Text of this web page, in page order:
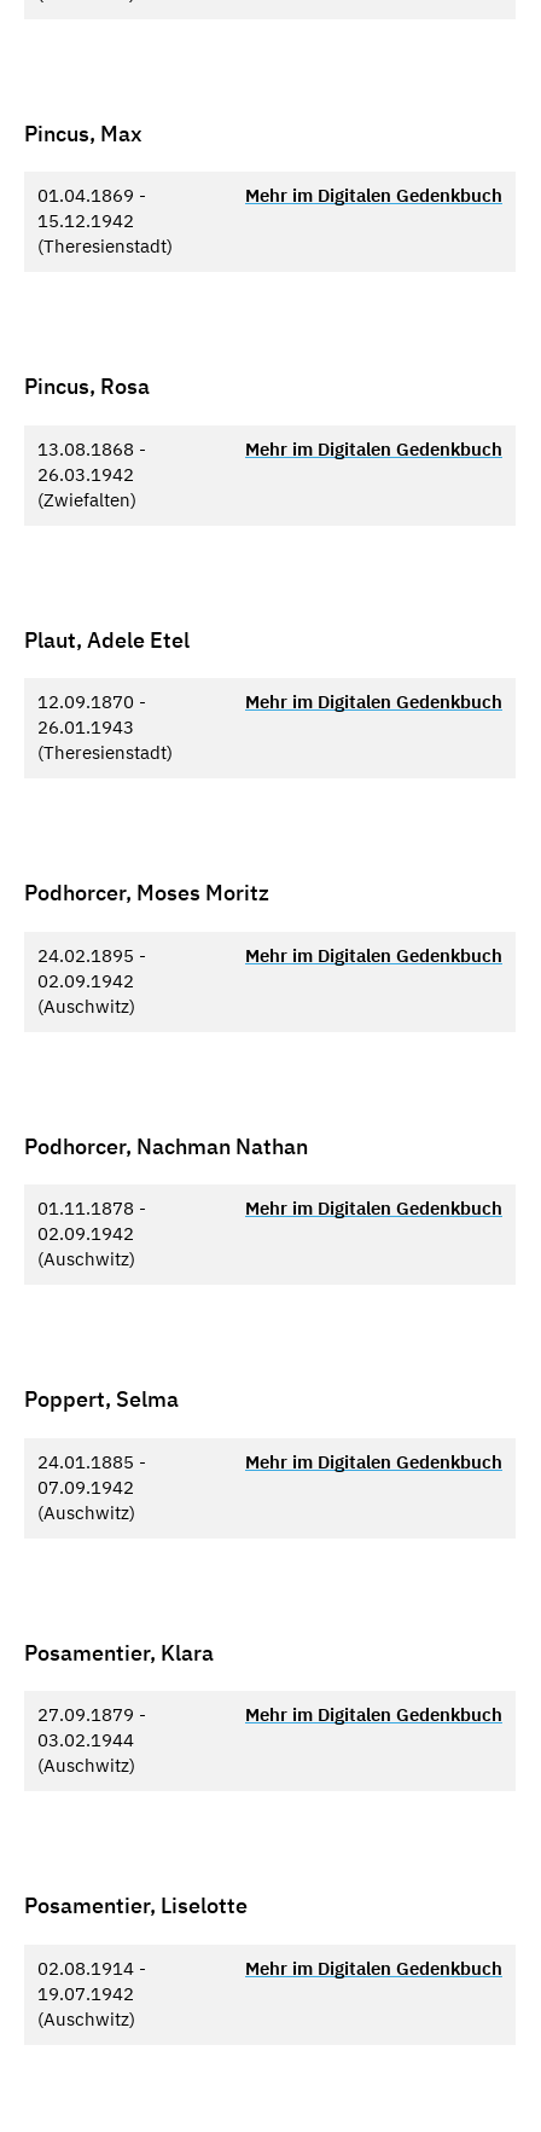
Pincus, Max
01.04.1869 -
15.12.1942
(Theresienstadt)
Mehr im Digitalen Gedenkbuch
Pincus, Rosa
13.08.1868 -
26.03.1942
(Zwiefalten)
Mehr im Digitalen Gedenkbuch
Plaut, Adele Etel
12.09.1870 -
26.01.1943
(Theresienstadt)
Mehr im Digitalen Gedenkbuch
Podhorcer, Moses Moritz
24.02.1895 -
02.09.1942
(Auschwitz)
Mehr im Digitalen Gedenkbuch
Podhorcer, Nachman Nathan
01.11.1878 -
02.09.1942
(Auschwitz)
Mehr im Digitalen Gedenkbuch
Poppert, Selma
24.01.1885 -
07.09.1942
(Auschwitz)
Mehr im Digitalen Gedenkbuch
Posamentier, Klara
27.09.1879 -
03.02.1944
(Auschwitz)
Mehr im Digitalen Gedenkbuch
Posamentier, Liselotte
02.08.1914 -
19.07.1942
(Auschwitz)
Mehr im Digitalen Gedenkbuch